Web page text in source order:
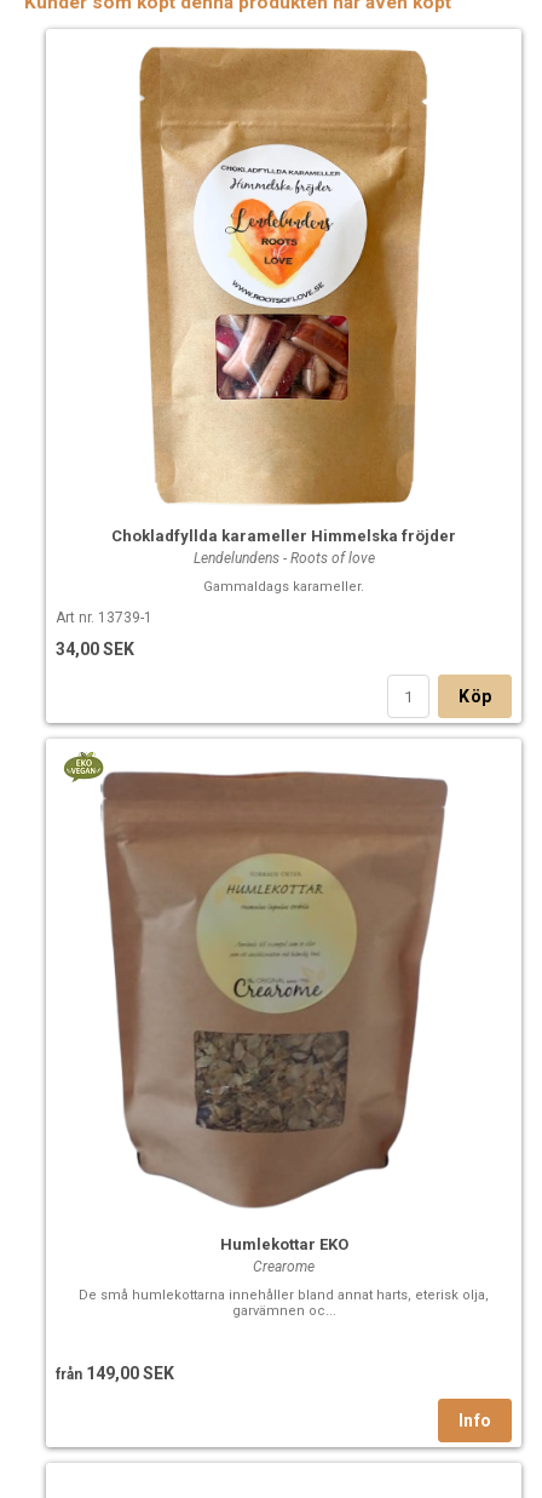
Chokladfyllda karameller Himmelska fröjder
Lendelundens - Roots of love
Gammaldags karameller.
Art nr. 13739-1
34,00 SEK
Köp
Humlekottar EKO
Crearome
De små humlekottarna innehåller bland annat harts, eterisk olja,
garvämnen oc...
från 149,00 SEK